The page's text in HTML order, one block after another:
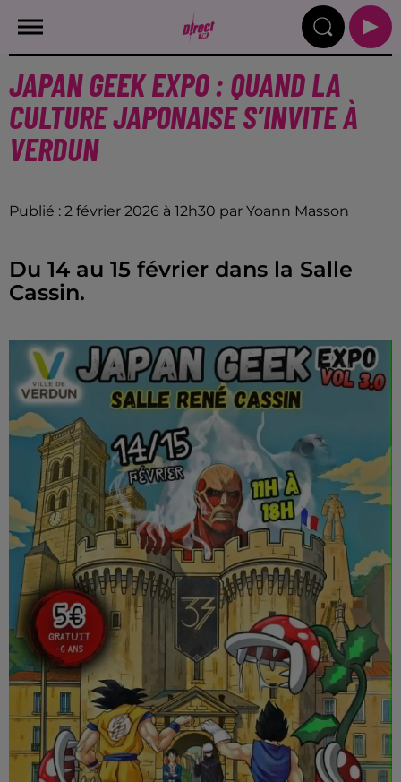
JAPAN GEEK EXPO : QUAND LA
CULTURE JAPONAISE S’INVITE À
VERDUN
Publié : 2 février 2026 à 12h30 par Yoann Masson
Du 14 au 15 février dans la Salle
Cassin.